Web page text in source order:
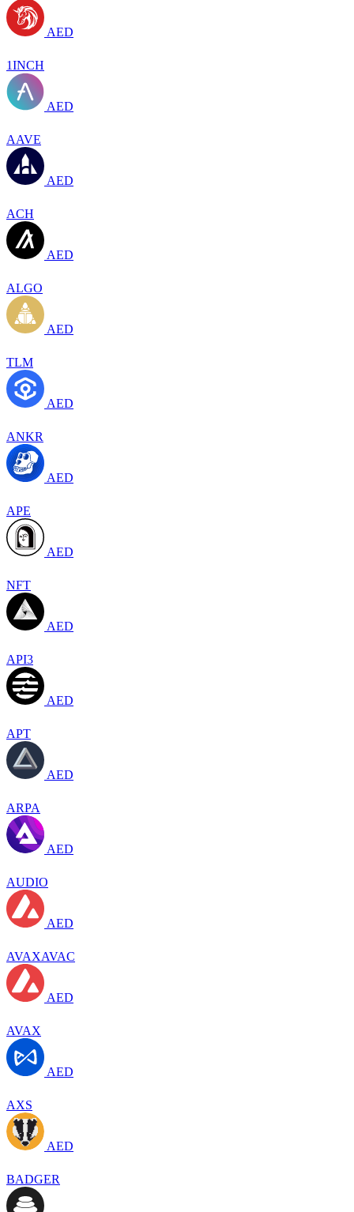
AED
1INCH
AED
AAVE
AED
ACH
AED
ALGO
AED
TLM
AED
ANKR
AED
APE
AED
NFT
AED
API3
AED
APT
AED
ARPA
AED
AUDIO
AED
AVAXAVAC
AED
AVAX
AED
AXS
AED
BADGER